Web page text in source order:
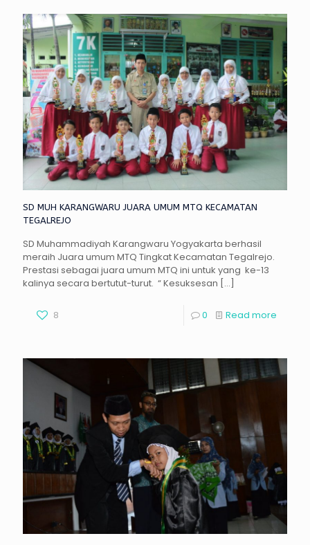
SD MUH KARANGWARU JUARA UMUM MTQ KECAMATAN
TEGALREJO
SD Muhammadiyah Karangwaru Yogyakarta berhasil
meraih Juara umum MTQ Tingkat Kecamatan Tegalrejo.
Prestasi sebagai juara umum MTQ ini untuk yang ke-13
kalinya secara bertutut-turut. “ Kesuksesan […]
8 0 Read more